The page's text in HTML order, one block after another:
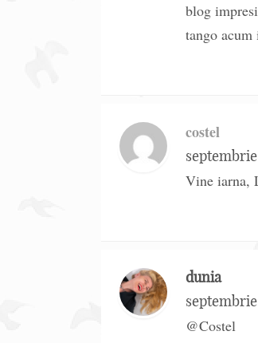
blog
tango
costel
septembrie
Vine iarna,
dunia
septembrie
@Costel